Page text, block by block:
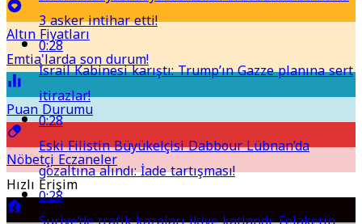
Altın Fiyatları
Emtia'larda son durum!
Puan Durumu
Nöbetçi Eczaneler
Hızlı Erişim
3 asker intihar etti!
0:28
İsrail Kabinesi karıştı: Trump’ın Gazze planına sert
itirazlar!
0:28
Eski Filistin Büyükelçisi Dabbour Lübnan’da
gözaltına alındı: İade tartışması!
0:28